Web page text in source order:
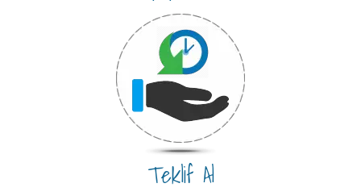
Teklif Al